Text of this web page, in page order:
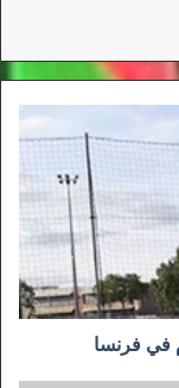
في فرنسا